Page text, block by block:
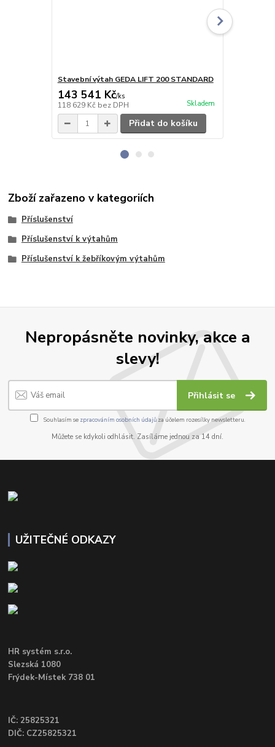
Stavební výtah GEDA LIFT 200 STANDARD
143 541 Kč/ks
118 629 Kč bez DPH Skladem
Přidat do košíku
Zboží zařazeno v kategoriích
Příslušenství
Příslušenství k výtahům
Příslušenství k žebříkovým výtahům
Nepropásněte novinky, akce a
slevy!
Přihlásit se
Souhlasím se zpracováním osobních údajůza účelem rozesílky newsletteru.
Můžete se kdykoli odhlásit. Zasíláme jednou za 14 dní.
UŽITEČNÉ ODKAZY
HR systém s.r.o.
Slezská 1080
Frýdek-Místek 738 01
IČ: 25825321
DIČ: CZ25825321